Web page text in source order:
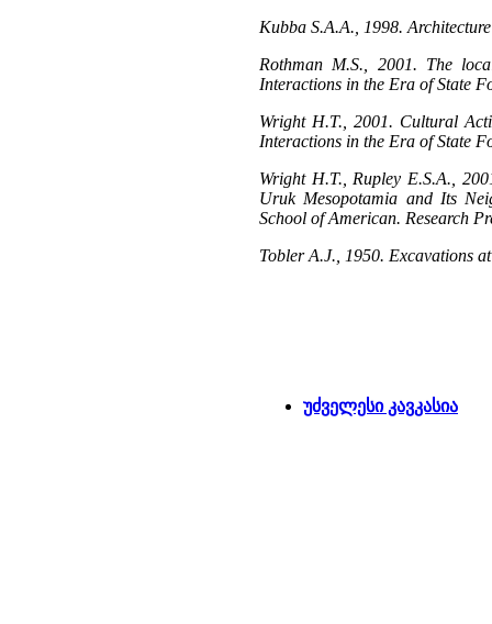
Kubba S.A.A., 1998.
Rothman M.S., 2001. The
Interactions in the Era of State
Wright H.T., 2001. Cultural
Interactions in the Era of State
Wright H.T., Rupley E.S.A.,
Uruk Mesopotamia and Its
School of American. Research
Tobler A.J., 1950. Excavations
უძველესი კავკასია